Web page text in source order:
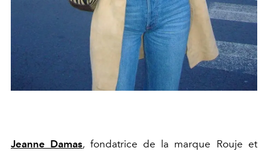
Jeanne Damas, fondatrice de la marque Rouje et